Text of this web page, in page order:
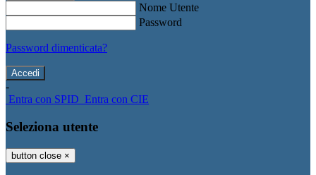
Nome Utente
Password
Password dimenticata?
-
Entra con SPID Entra con CIE
Seleziona utente
button close ×